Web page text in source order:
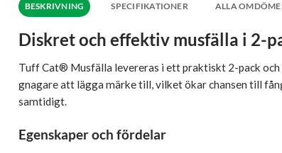
BESKRIVNING SPECIFIKATIONER ALLA
Diskret och effektiv musfälla i 2-
Tuff Cat® Musfälla levereras i ett praktiskt 2-pack
gnagare att lägga märke till, vilket ökar chansen till
samtidigt.
Egenskaper och fördelar